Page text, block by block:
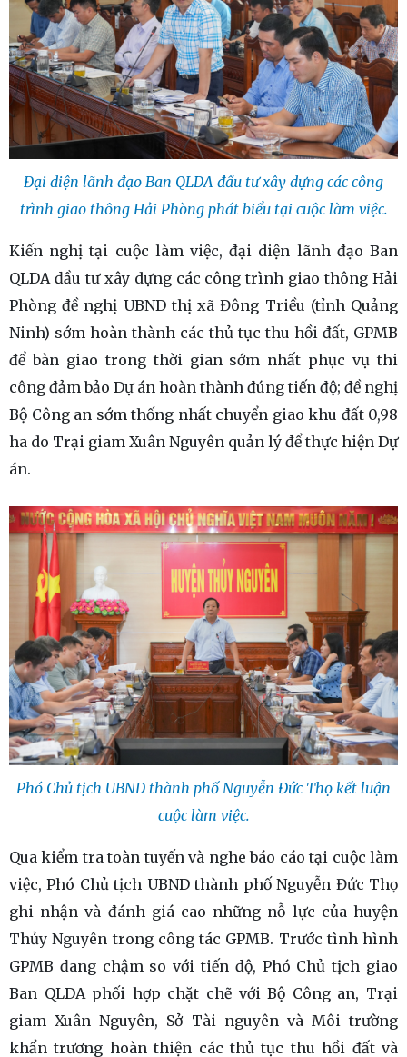
Đại diện lãnh đạo Ban QLDA đầu tư xây dựng các công
trình giao thông Hải Phòng phát biểu tại cuộc làm việc.
Kiến nghị tại cuộc làm việc, đại diện lãnh đạo Ban
QLDA đầu tư xây dựng các công trình giao thông Hải
Phòng đề nghị UBND thị xã Đông Triều (tỉnh Quảng
Ninh) sớm hoàn thành các thủ tục thu hồi đất, GPMB
để bàn giao trong thời gian sớm nhất phục vụ thi
công đảm bảo Dự án hoàn thành đúng tiến độ; đề nghị
Bộ Công an sớm thống nhất chuyển giao khu đất 0,98
ha do Trại giam Xuân Nguyên quản lý để thực hiện Dự
án.
Phó Chủ tịch UBND thành phố Nguyễn Đức Thọ kết luận
cuộc làm việc.
Qua kiểm tra toàn tuyến và nghe báo cáo tại cuộc làm
việc, Phó Chủ tịch UBND thành phố Nguyễn Đức Thọ
ghi nhận và đánh giá cao những nỗ lực của huyện
Thủy Nguyên trong công tác GPMB. Trước tình hình
GPMB đang chậm so với tiến độ, Phó Chủ tịch giao
Ban QLDA phối hợp chặt chẽ với Bộ Công an, Trại
giam Xuân Nguyên, Sở Tài nguyên và Môi trường
khẩn trương hoàn thiện các thủ tục thu hồi đất và